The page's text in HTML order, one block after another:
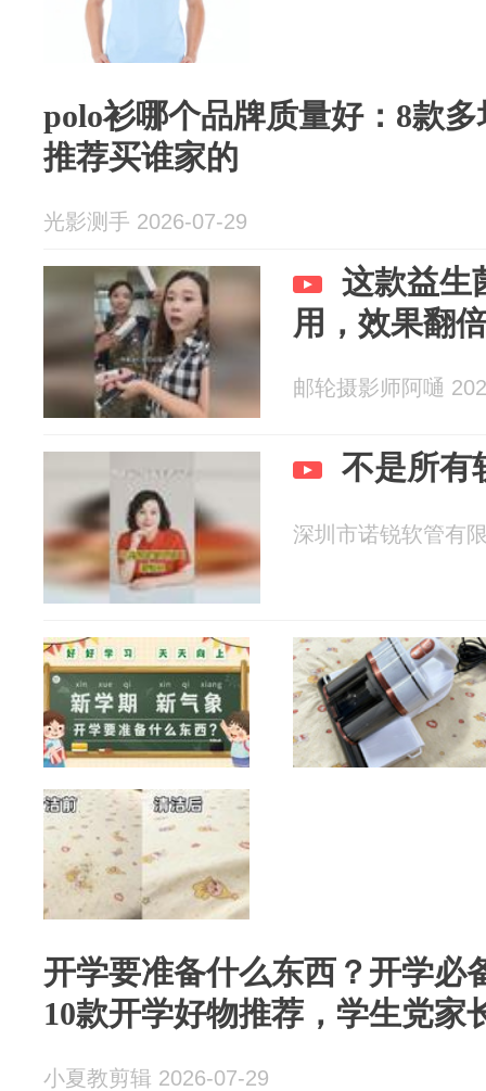
polo衫哪个品牌质量好：8款
推荐买谁家的
光影测手 2026-07-29
这款益生
用，效果翻
邮轮摄影师阿嗵
不是所有
深圳市诺锐软管有
开学要准备什么东西？开学必
10款开学好物推荐，学生党家
小夏教剪辑 2026-07-29